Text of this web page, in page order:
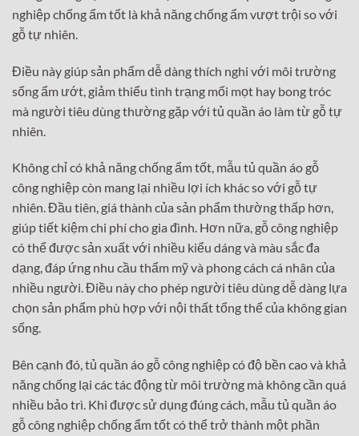
nghiệp chống ẩm tốt là khả năng chống ẩm vượt trội so với
gỗ tự nhiên.
Điều này giúp sản phẩm dễ dàng thích nghi với môi trường
sống ẩm ướt, giảm thiểu tình trạng mối mọt hay bong tróc
mà người tiêu dùng thường gặp với tủ quần áo làm từ gỗ tự
nhiên.
Không chỉ có khả năng chống ẩm tốt, mẫu tủ quần áo gỗ
công nghiệp còn mang lại nhiều lợi ích khác so với gỗ tự
nhiên. Đầu tiên, giá thành của sản phẩm thường thấp hơn,
giúp tiết kiệm chi phí cho gia đình. Hơn nữa, gỗ công nghiệp
có thể được sản xuất với nhiều kiểu dáng và màu sắc đa
dạng, đáp ứng nhu cầu thẩm mỹ và phong cách cá nhân của
nhiều người. Điều này cho phép người tiêu dùng dễ dàng lựa
chọn sản phẩm phù hợp với nội thất tổng thể của không gian
sống.
Bên cạnh đó, tủ quần áo gỗ công nghiệp có độ bền cao và khả
năng chống lại các tác động từ môi trường mà không cần quá
nhiều bảo trì. Khi được sử dụng đúng cách, mẫu tủ quần áo
gỗ công nghiệp chống ẩm tốt có thể trở thành một phần